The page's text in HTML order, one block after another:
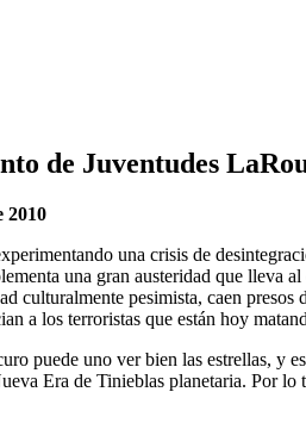
de Juventudes
2010
una crisis de
una gran austeridad que lleva
culturalmente pesimista, caen
a los terroristas que están hoy
puede uno ver bien las estrellas, y
Era de Tinieblas planetaria. Por